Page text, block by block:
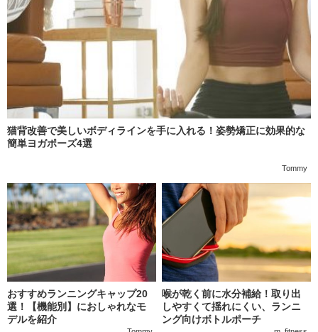
猫背改善で美しいボディラインを手に入れる！姿勢矯正に効果的な
簡単ヨガポーズ4選
Tommy
おすすめランニングキャップ20
選！【機能別】におしゃれなモ
デルを紹介
喉が乾く前に水分補給！取り出
しやすくて揺れにくい、ランニ
ング向けボトルポーチ